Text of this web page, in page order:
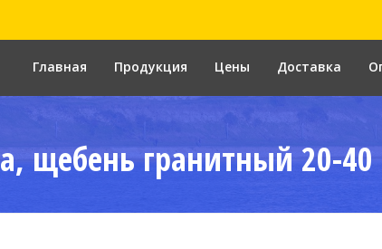
Главная Продукция Цены Доставка
щебень гранитный 20-40